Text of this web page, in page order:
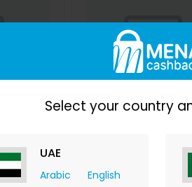
Select your country
UAE
Arabic English
أحذية
للجري
الرياضية
13.99
وصيد الأسماك واللياقة
+ Upto 9.80%
USD